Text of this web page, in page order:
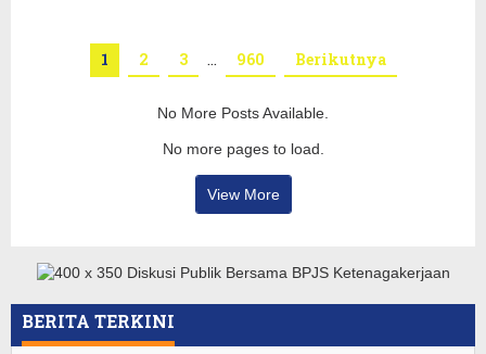
1 2 3 … 960 Berikutnya
No More Posts Available.
No more pages to load.
View More
BERITA TERKINI